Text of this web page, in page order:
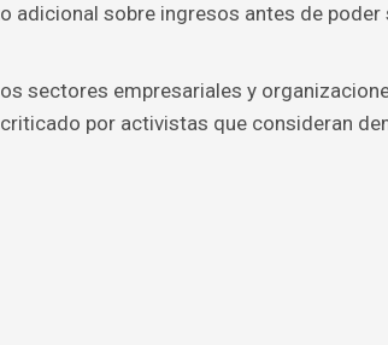
adicional sobre ingresos antes de
sectores empresariales y
por activistas que consideran